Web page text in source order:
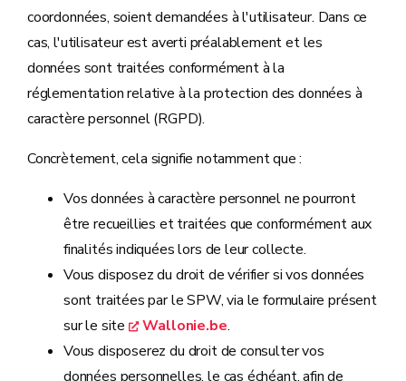
coordonnées, soient demandées à l'utilisateur. Dans ce
cas, l'utilisateur est averti préalablement et les
données sont traitées conformément à la
réglementation relative à la protection des données à
caractère personnel (RGPD).
Concrètement, cela signifie notamment que :
Vos données à caractère personnel ne pourront
être recueillies et traitées que conformément aux
finalités indiquées lors de leur collecte.
Vous disposez du droit de vérifier si vos données
sont traitées par le SPW, via le formulaire présent
sur le site
Wallonie.be.
Vous disposerez du droit de consulter vos
données personnelles, le cas échéant, afin de